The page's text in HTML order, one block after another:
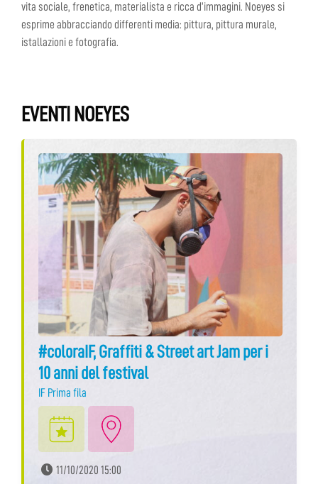
vita sociale, frenetica, materialista e ricca d’immagini. Noeyes si
esprime abbracciando differenti media: pittura, pittura murale,
istallazioni e fotografia.
EVENTI NOEYES
#coloraIF, Graffiti & Street art Jam per i
10 anni del festival
IF Prima fila
11/10/2020 15:00